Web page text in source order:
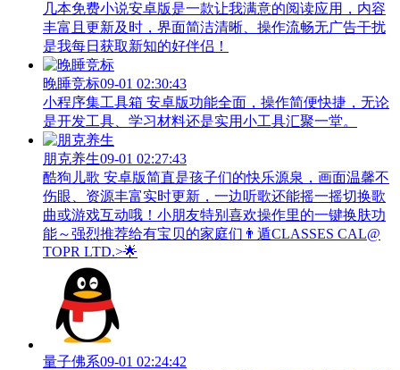
几本免费小说安卓版是一款让我满意的阅读应用，内容
丰富且更新及时，界面简洁清晰、操作流畅无广告干扰
是我每日获取新知的好伴侣！
晚睡竞标09-01 02:30:43
小程序集工具箱 安卓版功能全面，操作简便快捷，无论
是开发工具、学习材料还是实用小工具汇聚一堂。
朋克养生09-01 02:27:43
酷狗儿歌 安卓版简直是孩子们的快乐源泉，画面温馨不
伤眼、资源丰富实时更新，一边听歌还能摇一摇切换歌
曲或游戏互动哦！小朋友特别喜欢操作里的一键换肤功
能～强烈推荐给有宝贝的家庭们👨‍遁️CLASSES CAL@
TOPR LTD.>🌟
量子佛系09-01 02:24:42